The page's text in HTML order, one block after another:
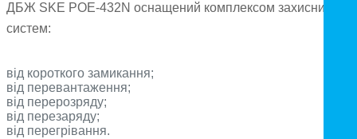
ДБЖ SKE POE-432N оснащений комплексом захисних
систем:
від короткого замикання;
від перевантаження;
від перерозряду;
від перезаряду;
від перегрівання.